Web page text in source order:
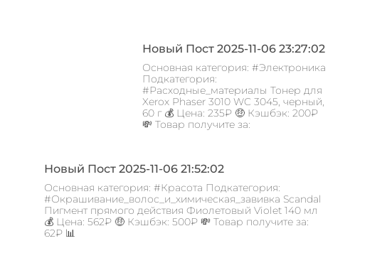
Новый Пост 2025-11-06 23:27:02
Основная категория: #Электроника
Подкатегория:
#Расходные_материалы Тонер для
Xerox Phaser 3010 WC 3045, черный,
60 г 💰 Цена: 235₽ 🤑 Кэшбэк: 200₽
💸 Товар получите за:
Новый Пост 2025-11-06 21:52:02
Основная категория: #Красота Подкатегория:
#Окрашивание_волос_и_химическая_завивка Scandal
Пигмент прямого действия Фиолетовый Violet 140 мл
💰 Цена: 562₽ 🤑 Кэшбэк: 500₽ 💸 Товар получите за:
62₽ 📊